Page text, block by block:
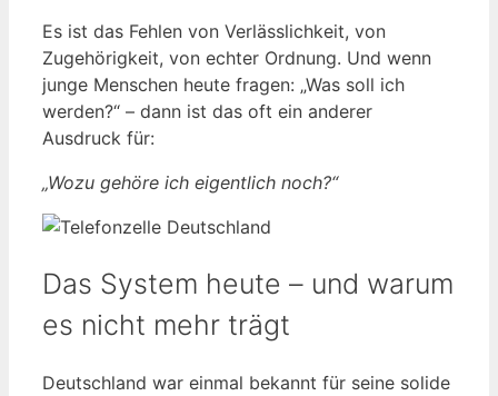
Es ist das Fehlen von Verlässlichkeit, von
Zugehörigkeit, von echter Ordnung. Und wenn
junge Menschen heute fragen: „Was soll ich
werden?“ – dann ist das oft ein anderer
Ausdruck für:
„Wozu gehöre ich eigentlich noch?“
Das System heute – und warum
es nicht mehr trägt
Deutschland war einmal bekannt für seine solide